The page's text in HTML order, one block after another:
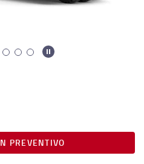
PREVENTIVO